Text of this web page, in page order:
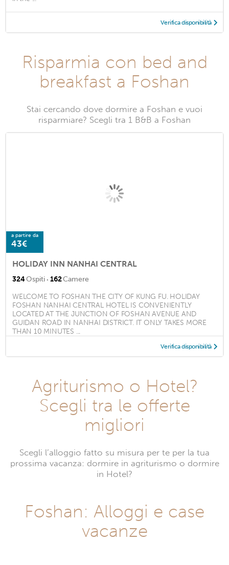
Verifica disponibilità
Risparmia con bed and
breakfast a Foshan
Stai cercando dove dormire a Foshan e vuoi
risparmiare? Scegli tra 1 B&B a Foshan
a partire da
43€
HOLIDAY INN NANHAI CENTRAL
324Ospiti · 162Camere
WELCOME TO FOSHAN THE CITY OF KUNG FU. HOLIDAY
FOSHAN NANHAI CENTRAL HOTEL IS CONVENIENTLY
LOCATED AT THE JUNCTION OF FOSHAN AVENUE AND
GUIDAN ROAD IN NANHAI DISTRICT. IT ONLY TAKES MORE
THAN 10 MINUTES ...
Verifica disponibilità
Agriturismo o Hotel?
Scegli tra le offerte
migliori
Scegli l’alloggio fatto su misura per te per la tua
prossima vacanza: dormire in agriturismo o dormire
in Hotel?
Foshan: Alloggi e case
vacanze